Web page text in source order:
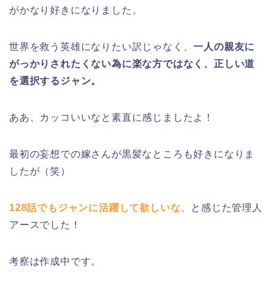
がかなり好きになりました。
世界を救う英雄になりたい訳じゃなく、一人の親友に
がっかりされたくない為に楽な方ではなく、正しい道
を選択するジャン。
ああ、カッコいいなと素直に感じましたよ！
最初の妄想での嫁さんが黒髪なところも好きになりま
したが（笑）
128話でもジャンに活躍して欲しいな、
と感じた管理人
アースでした！
考察は作成中です。